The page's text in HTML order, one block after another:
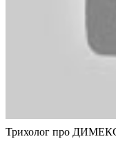
Трихолог про